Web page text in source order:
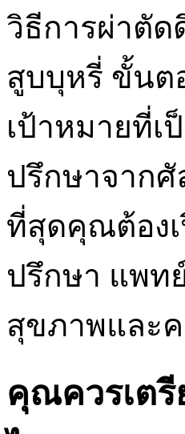
วิธีการผ่าตัด
สูบบุหรี่ ขั้นต
เป้าหมายที่
ปรึกษาจาก
ที่สุดคุณต้องเ
ปรึกษา แพท
สุขภาพและ
คุณควรเตรี